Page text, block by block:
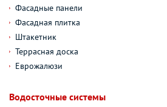
Фасадные панели
Фасадная плитка
Штакетник
Террасная доска
Еврожалюзи
Водосточные системы